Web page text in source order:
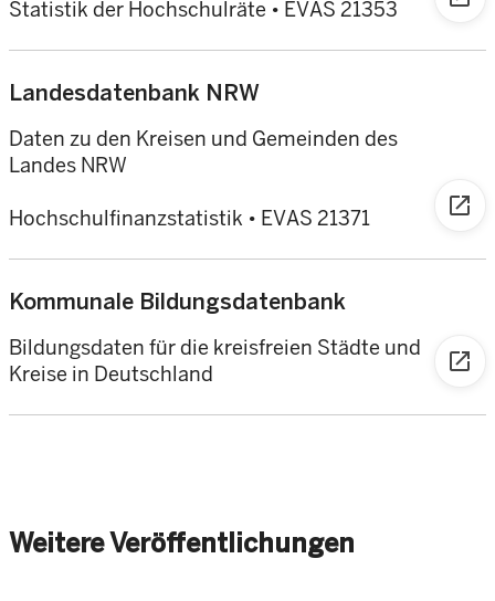
Statistik der Hochschulräte • EVAS 21353
Landesdatenbank NRW
Daten zu den Kreisen und Gemeinden des
Landes NRW
Hochschulfinanzstatistik • EVAS 21371 open_in_new
Kommunale Bildungsdatenbank
Bildungsdaten für die kreisfreien Städte und
Kreise in Deutschland
open_in_new
Weitere Veröffentlichungen